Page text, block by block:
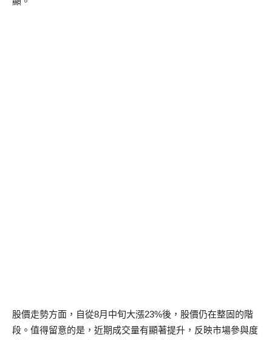
股價走勢方面，自從8月中旬大漲23%後，股價仍在整固的階
段。值得留意的是，近期成交量有顯著提升，反映市場參與度